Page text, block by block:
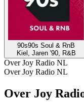
90s90s Soul & RnB
Kiel, Jaren '90, R&B
Over Joy Radio NL
Over Joy Radio NL
Over Joy